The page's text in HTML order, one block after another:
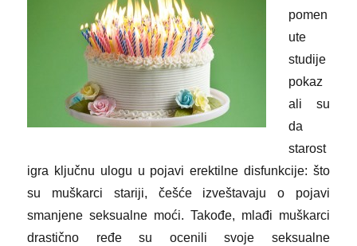
pomen
ute
studije
pokaz
ali su
da
starost
igra ključnu ulogu u pojavi erektilne disfunkcije: što
su muškarci stariji, češće izveštavaju o pojavi
smanjene seksualne moći. Takođe, mlađi muškarci
drastično ređe su ocenili svoje seksualne